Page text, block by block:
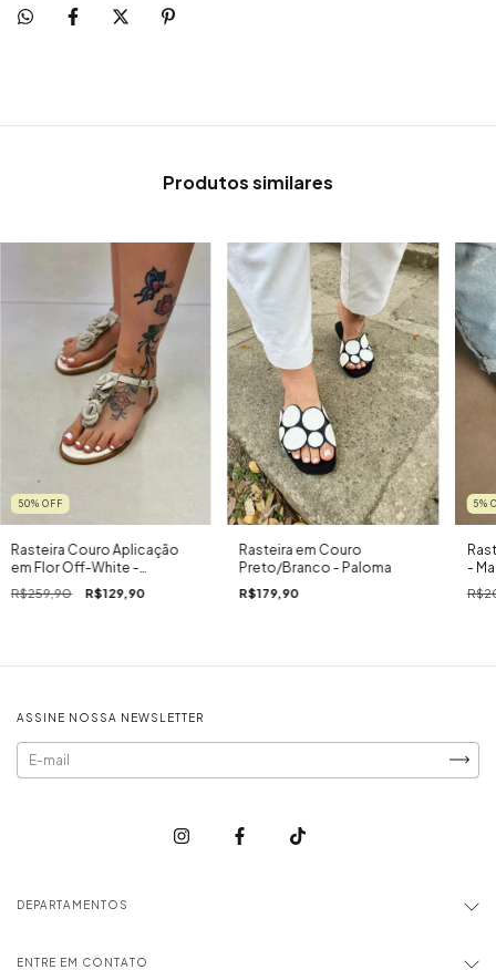
Produtos similares
50% OFF
Rasteira Couro Aplicação
em Flor Off-White -
Gardênia
R$259,90 R$129,90
Rasteira em Couro
Preto/Branco - Paloma
R$179,90
5%
-
ASSINE NOSSA NEWSLETTER
DEPARTAMENTOS
ENTRE EM CONTATO